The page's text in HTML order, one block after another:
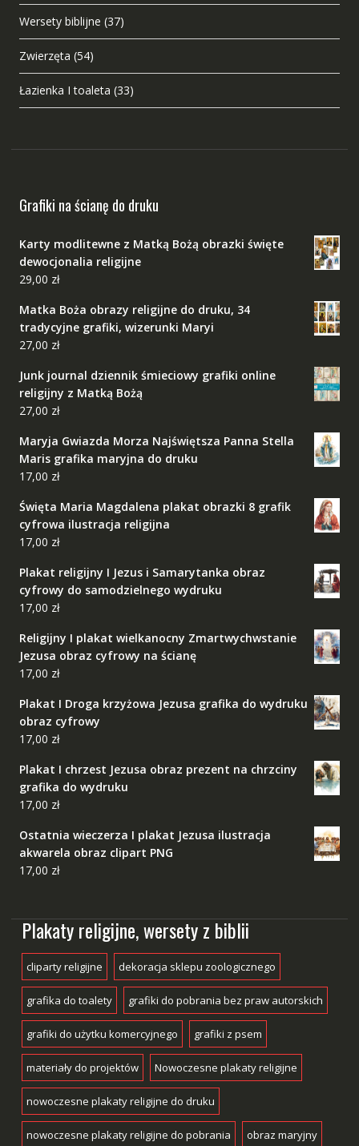
Wersety biblijne (37)
Zwierzęta (54)
Łazienka I toaleta (33)
Grafiki na ścianę do druku
Karty modlitewne z Matką Bożą obrazki święte
dewocjonalia religijne
29,00 zł
Matka Boża obrazy religijne do druku, 34
tradycyjne grafiki, wizerunki Maryi
27,00 zł
Junk journal dziennik śmieciowy grafiki online
religijny z Matką Bożą
27,00 zł
Maryja Gwiazda Morza Najświętsza Panna Stella
Maris grafika maryjna do druku
17,00 zł
Święta Maria Magdalena plakat obrazki 8 grafik
cyfrowa ilustracja religijna
17,00 zł
Plakat religijny I Jezus i Samarytanka obraz
cyfrowy do samodzielnego wydruku
17,00 zł
Religijny I plakat wielkanocny Zmartwychwstanie
Jezusa obraz cyfrowy na ścianę
17,00 zł
Plakat I Droga krzyżowa Jezusa grafika do wydruku
obraz cyfrowy
17,00 zł
Plakat I chrzest Jezusa obraz prezent na chrzciny
grafika do wydruku
17,00 zł
Ostatnia wieczerza I plakat Jezusa ilustracja
akwarela obraz clipart PNG
17,00 zł
Plakaty religijne, wersety z biblii
cliparty religijne dekoracja sklepu zoologicznego
grafika do toalety grafiki do pobrania bez praw autorskich
grafiki do użytku komercyjnego grafiki z psem
materiały do projektów Nowoczesne plakaty religijne
nowoczesne plakaty religijne do druku
nowoczesne plakaty religijne do pobrania obraz maryjny